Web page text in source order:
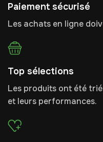
Paiement sécurisé
Les achats en ligne
Top sélections
Les produits ont été
et leurs performances.